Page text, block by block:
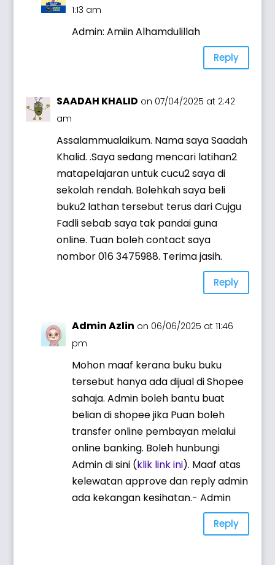
1:13 am
Admin: Amiin Alhamdulillah
Reply
SAADAH KHALID on 07/04/2025 at 2:42
am
Assalammualaikum. Nama saya Saadah
Khalid. .Saya sedang mencari latihan2
matapelajaran untuk cucu2 saya di
sekolah rendah. Bolehkah saya beli
buku2 lathan tersebut terus dari Cujgu
Fadli sebab saya tak pandai guna
online. Tuan boleh contact saya
nombor 016 3475988. Terima jasih.
Reply
Admin Azlin on 06/06/2025 at 11:46
pm
Mohon maaf kerana buku buku
tersebut hanya ada dijual di Shopee
sahaja. Admin boleh bantu buat
belian di shopee jika Puan boleh
transfer online pembayan melalui
online banking. Boleh hunbungi
Admin di sini (klik link ini). Maaf atas
kelewatan approve dan reply admin
ada kekangan kesihatan.- Admin
Reply